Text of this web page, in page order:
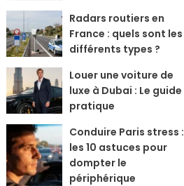
Radars routiers en
France : quels sont les
différents types ?
Louer une voiture de
luxe à Dubai : Le guide
pratique
Conduire Paris stress :
les 10 astuces pour
dompter le
périphérique